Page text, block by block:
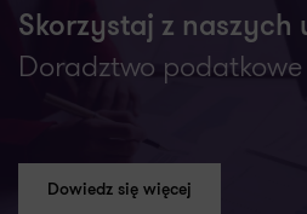
Skorzystaj z naszych
Doradztwo podatkowe
Dowiedz się więcej